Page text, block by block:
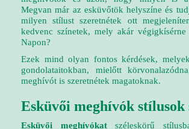
Megvan már az esküvőtök helyszíne és
milyen stílust szeretnétek ott
kedvenc színetek, mely akár
Napon?
Ezek mind olyan fontos kérdések,
gondolataitokban, mielőtt
meghívót is szeretnétek magatoknak.
Esküvői meghívók stílusok
Esküvői meghívókatszéleskörű